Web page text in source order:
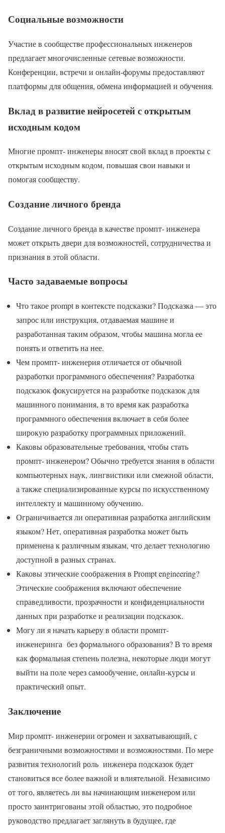
Социальные возможности
Участие в сообществе профессиональных инженеров
предлагает многочисленные сетевые возможности.
Конференции, встречи и онлайн-форумы предоставляют
платформы для общения, обмена информацией и обучения.
Вклад в развитие нейросетей с открытым
исходным кодом
Многие промпт- инженеры вносят свой вклад в проекты с
открытым исходным кодом, повышая свои навыки и
помогая сообществу.
Создание личного бренда
Создание личного бренда в качестве промпт- инженера
может открыть двери для возможностей, сотрудничества и
признания в этой области.
Часто задаваемые вопросы
Что такое prompt в контексте подсказки? Подсказка — это
запрос или инструкция, отдаваемая машине и
разработанная таким образом, чтобы машина могла ее
понять и ответить на нее.
Чем промпт- инженерия отличается от обычной
разработки программного обеспечения? Разработка
подсказок фокусируется на разработке подсказок для
машинного понимания, в то время как разработка
программного обеспечения включает в себя более
широкую разработку программных приложений.
Каковы образовательные требования, чтобы стать
промпт- инженером? Обычно требуется знания в области
компьютерных наук, лингвистики или смежной области,
а также специализированные курсы по искусственному
интеллекту и машинному обучению.
Ограничивается ли оперативная разработка английским
языком? Нет, оперативная разработка может быть
применена к различным языкам, что делает технологию
доступной в разных странах.
Каковы этические соображения в Prompt engineering?
Этические соображения включают обеспечение
справедливости, прозрачности и конфиденциальности
данных при разработке и реализации подсказок.
Могу ли я начать карьеру в области промпт-
инженеринга без формального образования? В то время
как формальная степень полезна, некоторые люди могут
выйти на поле через самообучение, онлайн-курсы и
практический опыт.
Заключение
Мир промпт- инженерии огромен и захватывающий, с
безграничными возможностями и возможностями. По мере
развития технологий роль инженера подсказок будет
становиться все более важной и влиятельной. Независимо
от того, являетесь ли вы начинающим инженером или
просто заинтригованы этой областью, это подробное
руководство предлагает заглянуть в будущее, где